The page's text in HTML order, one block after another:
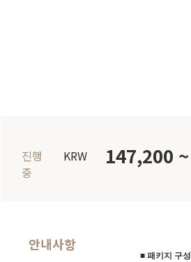
진행
중
KRW 147,200 ~
안내사항
■ 패키지 구성